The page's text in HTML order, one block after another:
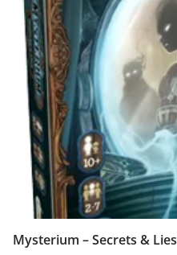
Mysterium – Secrets & Lies